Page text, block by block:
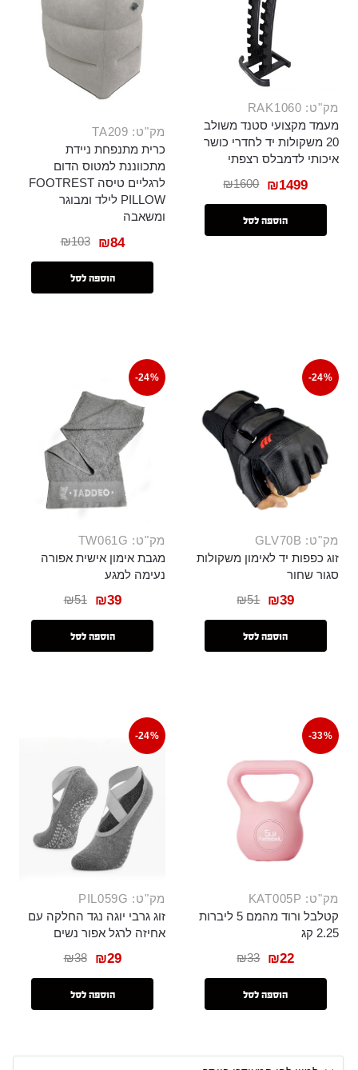
מק"ט: RAK1060
מעמד מקצועי סטנד משולב
20 משקולות יד לחדרי כושר
איכותי לדמבלס רצפתי
₪1600 ₪1499
הוספה לסל
מק"ט: TA209
כרית מתנפחת ניידת
מתכווננת למטוס הדום
לרגליים טיסה FOOTREST
PILLOW לילד ומבוגר
ומשאבה
₪103 ₪84
הוספה לסל
-24%
מק"ט: GLV70B
זוג כפפות יד לאימון משקולות
סגור שחור
₪51 ₪39
הוספה לסל
-24%
מק"ט: TW061G
מגבת אימון אישית אפורה
נעימה למגע
₪51 ₪39
הוספה לסל
-33%
מק"ט: KAT005P
קטלבל ורוד מהמם 5 ליברות
2.25 קג
₪33 ₪22
הוספה לסל
-24%
מק"ט: PIL059G
זוג גרבי יוגה נגד החלקה עם
אחיזה לרגל אפור נשים
₪38 ₪29
הוספה לסל